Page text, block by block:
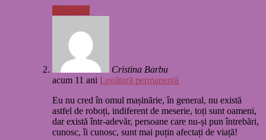
Cristina Barbu
acum 11 ani Legătură permanentă
Eu nu cred în omul mașinărie, în general, nu există
astfel de roboți, indiferent de meserie, toți sunt oameni,
dar există într-adevăr, persoane care nu-și pun întrebări,
cunosc, îi cunosc, sunt mai puțin afectați de viață!